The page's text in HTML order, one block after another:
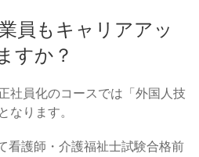
員もキャリアアッ
すか？
社員化のコースでは「外国人技
なります。
看護師・介護福祉士試験合格前